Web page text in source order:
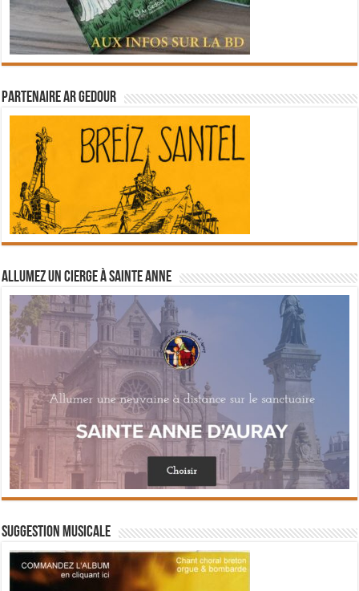
Partenaire Ar Gedour
Allumez un cierge à Sainte Anne
Suggestion musicale